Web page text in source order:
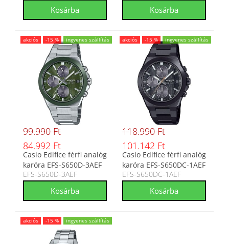
akciós -15 % ingyenes szállítás
99.990 Ft
84.992 Ft
Casio Edifice férfi analóg
karóra EFS-S650D-3AEF
EFS-S650D-3AEF
akciós -15 % ingyenes szállítás
118.990 Ft
101.142 Ft
Casio Edifice férfi analóg
karóra EFS-S650DC-1AEF
EFS-S650DC-1AEF
akciós -15 % ingyenes szállítás